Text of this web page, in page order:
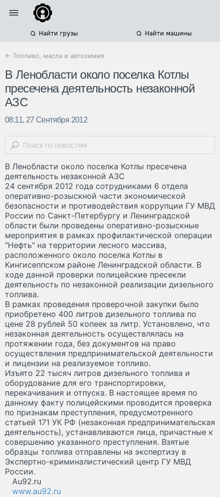
Найти грузы Найти машины
← Топливо, масла и автохимия
В Ленобласти около поселка Котлы
пресечена деятельность незаконной
АЗС
08:11, 27 Сентября 2012
В Ленобласти около поселка Котлы пресечена
деятельность незаконной АЗС
24 сентября 2012 года сотрудниками 6 отдела
оперативно-розыскной части экономической
безопасности и противодействия коррупции ГУ МВД
России по Санкт-Петербургу и Ленинградской
области были проведены оперативно-розыскные
мероприятия в рамках профилактической операции
"Нефть" на территории лесного массива,
расположенного около поселка Котлы в
Кингисеппском районе Ленинградской области. В
ходе данной проверки полицейские пресекли
деятельность по незаконной реализации дизельного
топлива.
В рамках проведения проверочной закупки было
приобретено 400 литров дизельного топлива по
цене 28 рублей 50 копеек за литр. Установлено, что
незаконная деятельность осуществлялась на
протяжении года, без документов на право
осуществления предпринимательской деятельности
и лицензии на реализуемое топливо.
Изъято 22 тысяч литров дизельного топлива и
оборудование для его транспортировки,
перекачивания и отпуска. В настоящее время по
данному факту полицейскими проводится проверка
по признакам преступления, предусмотренного
статьей 171 УК РФ (незаконная предпринимательская
деятельность), устанавливаются лица, причастные к
совершению указанного преступления. Взятые
образцы топлива отправлены на экспертизу в
Экспертно-криминалистический центр ГУ МВД
России.
Au92.ru
www.au92.ru